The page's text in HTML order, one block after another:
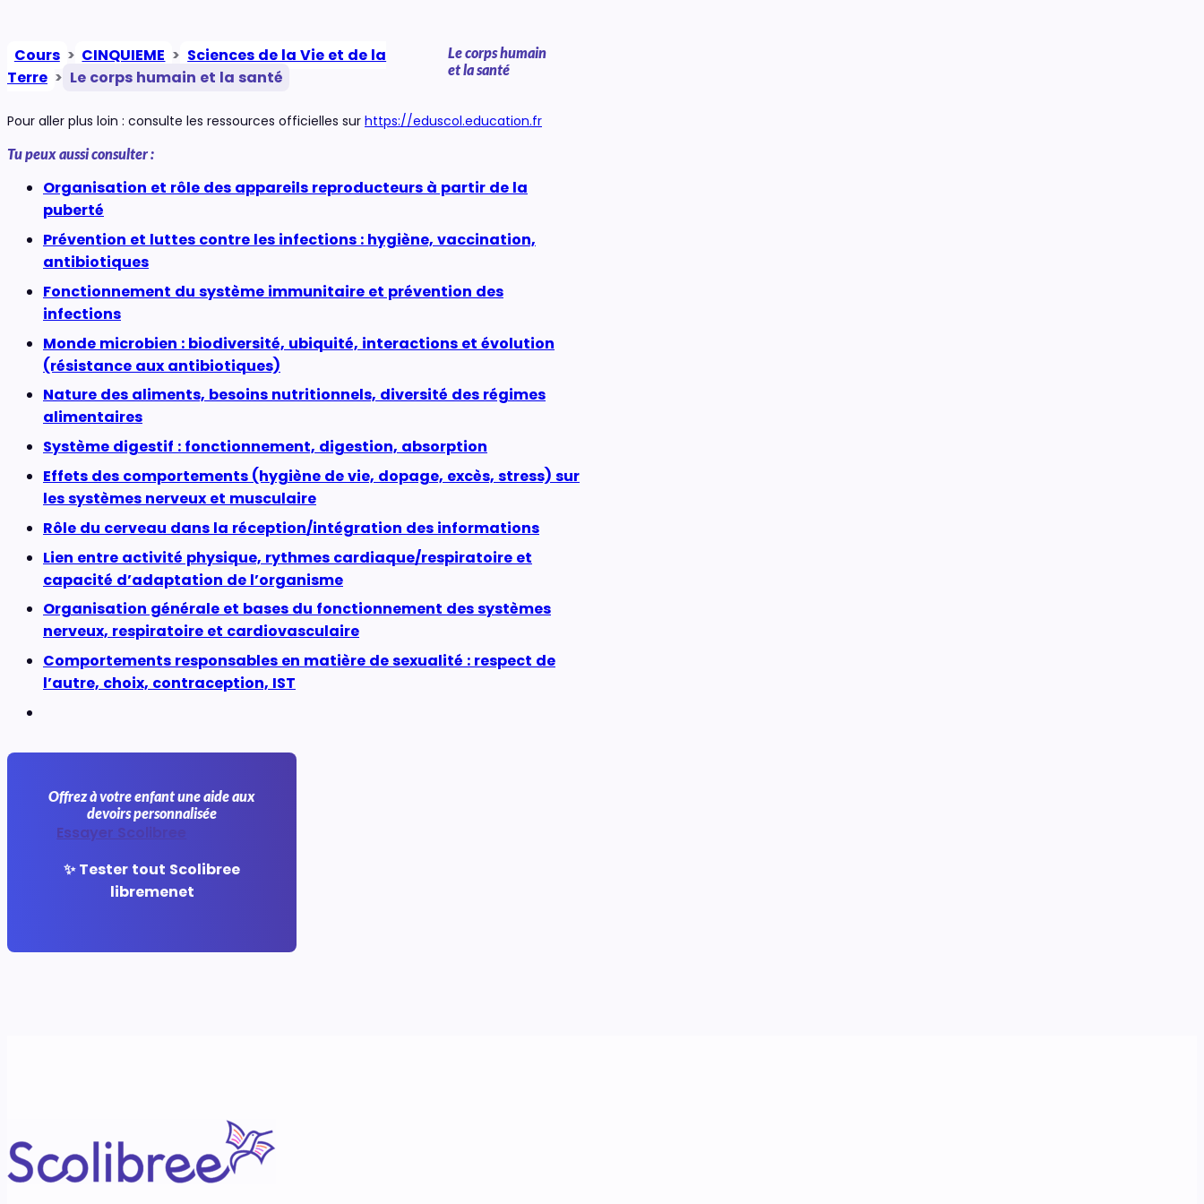
Cours > CINQUIEME > Sciences de la Vie et de la
Terre > Le corps humain et la santé
Le corps humain
et la santé
Pour aller plus loin : consulte les ressources officielles sur https://eduscol.education.fr
Tu peux aussi consulter :
Organisation et rôle des appareils reproducteurs à partir de la
puberté
Prévention et luttes contre les infections : hygiène, vaccination,
antibiotiques
Fonctionnement du système immunitaire et prévention des
infections
Monde microbien : biodiversité, ubiquité, interactions et évolution
(résistance aux antibiotiques)
Nature des aliments, besoins nutritionnels, diversité des régimes
alimentaires
Système digestif : fonctionnement, digestion, absorption
Effets des comportements (hygiène de vie, dopage, excès, stress) sur
les systèmes nerveux et musculaire
Rôle du cerveau dans la réception/intégration des informations
Lien entre activité physique, rythmes cardiaque/respiratoire et
capacité d’adaptation de l’organisme
Organisation générale et bases du fonctionnement des systèmes
nerveux, respiratoire et cardiovasculaire
Comportements responsables en matière de sexualité : respect de
l’autre, choix, contraception, IST
Offrez à votre enfant une aide aux
devoirs personnalisée
Essayer Scolibree
✨ Tester tout Scolibree
libremenet